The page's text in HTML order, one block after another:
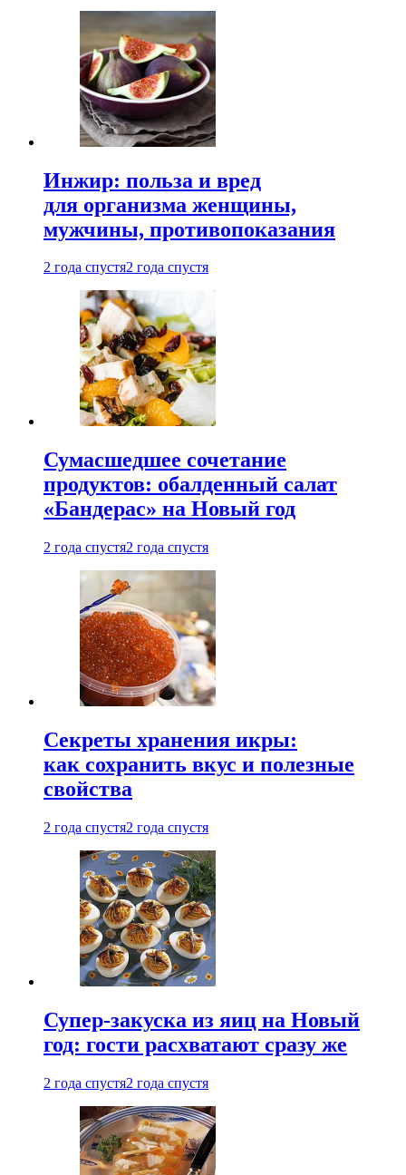
Инжир: польза и вред
для организма женщины,
мужчины, противопоказания
2 года спустя2 года спустя
Сумасшедшее сочетание
продуктов: обалденный салат
«Бандерас» на Новый год
2 года спустя2 года спустя
Секреты хранения икры:
как сохранить вкус и полезные
свойства
2 года спустя2 года спустя
Супер-закуска из яиц на Новый
год: гости расхватают сразу же
2 года спустя2 года спустя